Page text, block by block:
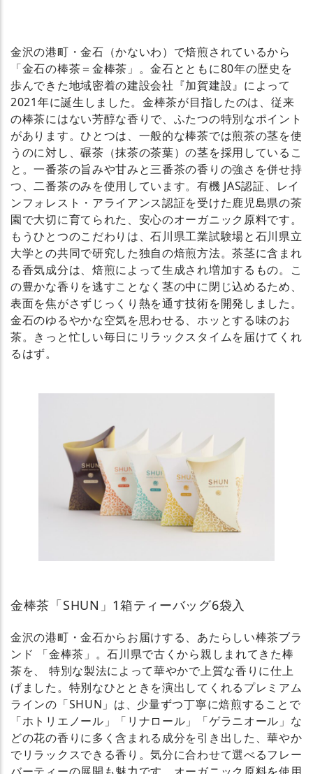
金沢の港町・金石（かないわ）で焙煎されているから
「金石の棒茶＝金棒茶」。金石とともに80年の歴史を
歩んできた地域密着の建設会社『加賀建設』によって
2021年に誕生しました。金棒茶が目指したのは、従来
の棒茶にはない芳醇な香りで、ふたつの特別なポイント
があります。ひとつは、一般的な棒茶では煎茶の茎を使
うのに対し、碾茶（抹茶の茶葉）の茎を採用しているこ
と。一番茶の旨みや甘みと三番茶の香りの強さを併せ持
つ、二番茶のみを使用しています。有機 JAS認証、レイ
ンフォレスト・アライアンス認証を受けた鹿児島県の茶
園で大切に育てられた、安心のオーガニック原料です。
もうひとつのこだわりは、石川県工業試験場と石川県立
大学との共同で研究した独自の焙煎方法。茶茎に含まれ
る香気成分は、焙煎によって生成され増加するもの。こ
の豊かな香りを逃すことなく茎の中に閉じ込めるため、
表面を焦がさずじっくり熱を通す技術を開発しました。
金石のゆるやかな空気を思わせる、ホッとする味のお
茶。きっと忙しい毎日にリラックスタイムを届けてくれ
るはず。
金棒茶「SHUN」1箱ティーバッグ6袋入
金沢の港町・金石からお届けする、あたらしい棒茶ブラ
ンド 「金棒茶」。石川県で古くから親しまれてきた棒
茶を、 特別な製法によって華やかで上質な香りに仕上
げました。特別なひとときを演出してくれるプレミアム
ラインの「SHUN」は、少量ずつ丁寧に焙煎することで
「ホトリエノール」「リナロール」「ゲラニオール」な
どの花の香りに多く含まれる成分を引き出した、華やか
でリラックスできる香り。気分に合わせて選べるフレー